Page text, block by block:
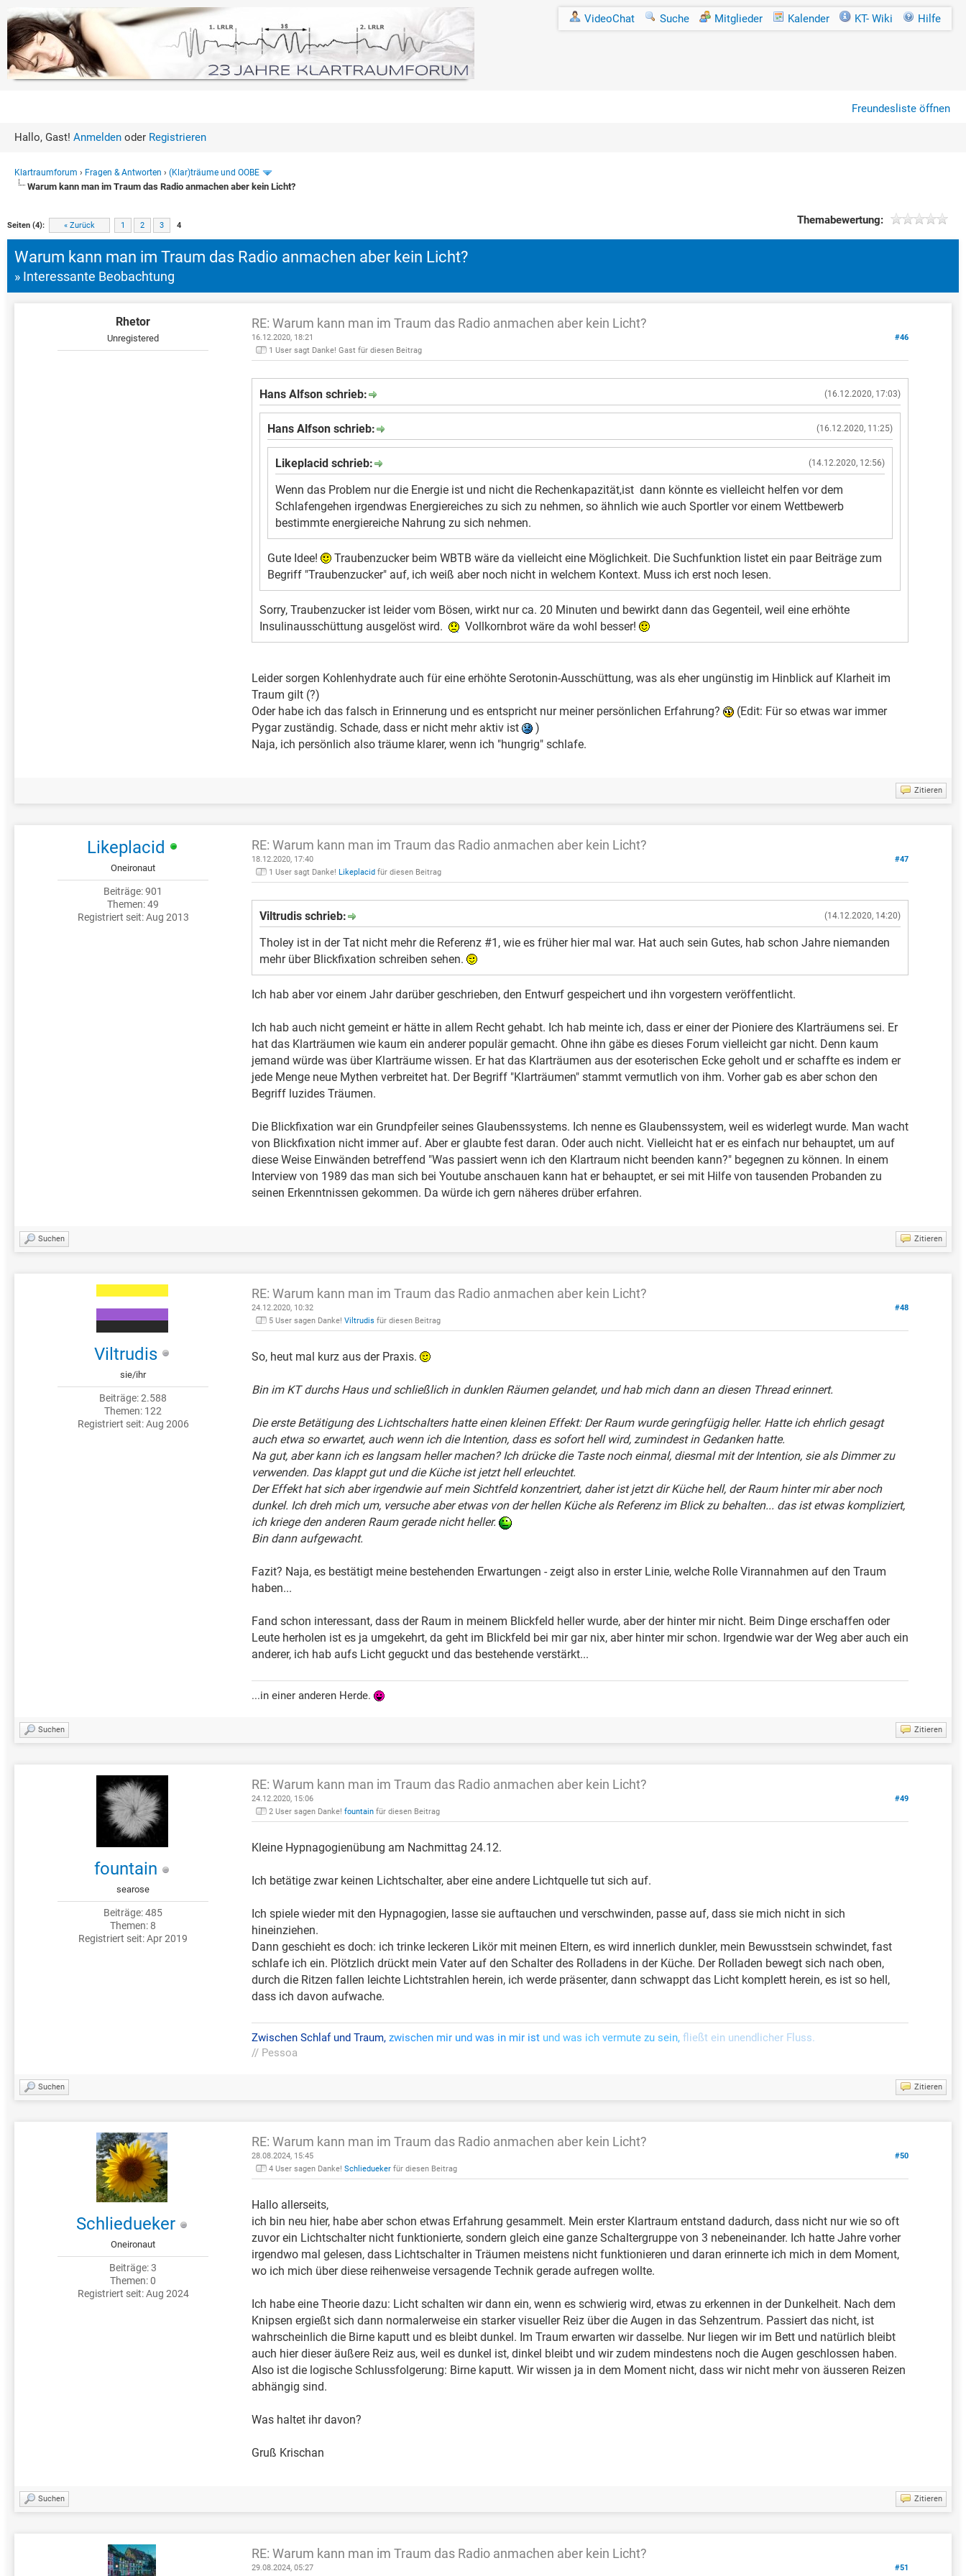
VideoChat Suche Mitglieder Kalender KT- Wiki Hilfe
Freundesliste öffnen
Hallo, Gast! Anmelden oder Registrieren
Klartraumforum › Fragen & Antworten › (Klar)träume und OOBE
Warum kann man im Traum das Radio anmachen aber kein Licht?
Seiten (4): « Zurück 1 2 3 4 Themabewertung:
Warum kann man im Traum das Radio anmachen aber kein Licht?
» Interessante Beobachtung
Rhetor
Unregistered
RE: Warum kann man im Traum das Radio anmachen aber kein Licht?
#46
16.12.2020, 18:21
1 User sagt Danke! Gast für diesen Beitrag
(16.12.2020, 17:03)
Hans Alfson schrieb:
(16.12.2020, 11:25)
Hans Alfson schrieb:
(14.12.2020, 12:56)
Likeplacid schrieb:
Wenn das Problem nur die Energie ist und nicht die Rechenkapazität,ist dann könnte es vielleicht helfen vor dem
Schlafengehen irgendwas Energiereiches zu sich zu nehmen, so ähnlich wie auch Sportler vor einem Wettbewerb
bestimmte energiereiche Nahrung zu sich nehmen.
Gute Idee!
Traubenzucker beim WBTB wäre da vielleicht eine Möglichkeit. Die Suchfunktion listet ein paar Beiträge zum
Begriff "Traubenzucker" auf, ich weiß aber noch nicht in welchem Kontext. Muss ich erst noch lesen.
Sorry, Traubenzucker ist leider vom Bösen, wirkt nur ca. 20 Minuten und bewirkt dann das Gegenteil, weil eine erhöhte
Insulinausschüttung ausgelöst wird.
Vollkornbrot wäre da wohl besser!
Leider sorgen Kohlenhydrate auch für eine erhöhte Serotonin-Ausschüttung, was als eher ungünstig im Hinblick auf Klarheit im
Traum gilt (?)
Oder habe ich das falsch in Erinnerung und es entspricht nur meiner persönlichen Erfahrung?
(Edit: Für so etwas war immer
Pygar zuständig. Schade, dass er nicht mehr aktiv ist
)
Naja, ich persönlich also träume klarer, wenn ich "hungrig" schlafe.
Zitieren
Likeplacid
Oneironaut
Beiträge: 901
Themen: 49
Registriert seit: Aug 2013
RE: Warum kann man im Traum das Radio anmachen aber kein Licht?
#47
18.12.2020, 17:40
1 User sagt Danke! Likeplacid für diesen Beitrag
(14.12.2020, 14:20)
Viltrudis schrieb:
Tholey ist in der Tat nicht mehr die Referenz #1, wie es früher hier mal war. Hat auch sein Gutes, hab schon Jahre niemanden
mehr über Blickfixation schreiben sehen.
Ich hab aber vor einem Jahr darüber geschrieben, den Entwurf gespeichert und ihn vorgestern veröffentlicht.
Ich hab auch nicht gemeint er hätte in allem Recht gehabt. Ich hab meinte ich, dass er einer der Pioniere des Klarträumens sei. Er
hat das Klarträumen wie kaum ein anderer populär gemacht. Ohne ihn gäbe es dieses Forum vielleicht gar nicht. Denn kaum
jemand würde was über Klarträume wissen. Er hat das Klarträumen aus der esoterischen Ecke geholt und er schaffte es indem er
jede Menge neue Mythen verbreitet hat. Der Begriff "Klarträumen" stammt vermutlich von ihm. Vorher gab es aber schon den
Begriff luzides Träumen.
Die Blickfixation war ein Grundpfeiler seines Glaubenssystems. Ich nenne es Glaubenssystem, weil es widerlegt wurde. Man wacht
von Blickfixation nicht immer auf. Aber er glaubte fest daran. Oder auch nicht. Vielleicht hat er es einfach nur behauptet, um auf
diese Weise Einwänden betreffend "Was passiert wenn ich den Klartraum nicht beenden kann?" begegnen zu können. In einem
Interview von 1989 das man sich bei Youtube anschauen kann hat er behauptet, er sei mit Hilfe von tausenden Probanden zu
seinen Erkenntnissen gekommen. Da würde ich gern näheres drüber erfahren.
Suchen Zitieren
Viltrudis
sie/ihr
Beiträge: 2.588
Themen: 122
Registriert seit: Aug 2006
RE: Warum kann man im Traum das Radio anmachen aber kein Licht?
#48
24.12.2020, 10:32
5 User sagen Danke! Viltrudis für diesen Beitrag
So, heut mal kurz aus der Praxis.
Bin im KT durchs Haus und schließlich in dunklen Räumen gelandet, und hab mich dann an diesen Thread erinnert.
Die erste Betätigung des Lichtschalters hatte einen kleinen Effekt: Der Raum wurde geringfügig heller. Hatte ich ehrlich gesagt
auch etwa so erwartet, auch wenn ich die Intention, dass es sofort hell wird, zumindest in Gedanken hatte.
Na gut, aber kann ich es langsam heller machen? Ich drücke die Taste noch einmal, diesmal mit der Intention, sie als Dimmer zu
verwenden. Das klappt gut und die Küche ist jetzt hell erleuchtet.
Der Effekt hat sich aber irgendwie auf mein Sichtfeld konzentriert, daher ist jetzt dir Küche hell, der Raum hinter mir aber noch
dunkel. Ich dreh mich um, versuche aber etwas von der hellen Küche als Referenz im Blick zu behalten... das ist etwas kompliziert,
ich kriege den anderen Raum gerade nicht heller.
Bin dann aufgewacht.
Fazit? Naja, es bestätigt meine bestehenden Erwartungen - zeigt also in erster Linie, welche Rolle Virannahmen auf den Traum
haben...
Fand schon interessant, dass der Raum in meinem Blickfeld heller wurde, aber der hinter mir nicht. Beim Dinge erschaffen oder
Leute herholen ist es ja umgekehrt, da geht im Blickfeld bei mir gar nix, aber hinter mir schon. Irgendwie war der Weg aber auch ein
anderer, ich hab aufs Licht geguckt und das bestehende verstärkt...
...in einer anderen Herde.
Suchen Zitieren
fountain
searose
Beiträge: 485
Themen: 8
Registriert seit: Apr 2019
RE: Warum kann man im Traum das Radio anmachen aber kein Licht?
#49
24.12.2020, 15:06
2 User sagen Danke! fountain für diesen Beitrag
Kleine Hypnagogienübung am Nachmittag 24.12.
Ich betätige zwar keinen Lichtschalter, aber eine andere Lichtquelle tut sich auf.
Ich spiele wieder mit den Hypnagogien, lasse sie auftauchen und verschwinden, passe auf, dass sie mich nicht in sich
hineinziehen.
Dann geschieht es doch: ich trinke leckeren Likör mit meinen Eltern, es wird innerlich dunkler, mein Bewusstsein schwindet, fast
schlafe ich ein. Plötzlich drückt mein Vater auf den Schalter des Rolladens in der Küche. Der Rolladen bewegt sich nach oben,
durch die Ritzen fallen leichte Lichtstrahlen herein, ich werde präsenter, dann schwappt das Licht komplett herein, es ist so hell,
dass ich davon aufwache.
Zwischen Schlaf und Traum, zwischen mir und was in mir ist und was ich vermute zu sein, fließt ein unendlicher Fluss.
// Pessoa
Suchen Zitieren
Schliedueker
Oneironaut
Beiträge: 3
Themen: 0
Registriert seit: Aug 2024
RE: Warum kann man im Traum das Radio anmachen aber kein Licht?
#50
28.08.2024, 15:45
4 User sagen Danke! Schliedueker für diesen Beitrag
Hallo allerseits,
ich bin neu hier, habe aber schon etwas Erfahrung gesammelt. Mein erster Klartraum entstand dadurch, dass nicht nur wie so oft
zuvor ein Lichtschalter nicht funktionierte, sondern gleich eine ganze Schaltergruppe von 3 nebeneinander. Ich hatte Jahre vorher
irgendwo mal gelesen, dass Lichtschalter in Träumen meistens nicht funktionieren und daran erinnerte ich mich in dem Moment,
wo ich mich über diese reihenweise versagende Technik gerade aufregen wollte.
Ich habe eine Theorie dazu: Licht schalten wir dann ein, wenn es schwierig wird, etwas zu erkennen in der Dunkelheit. Nach dem
Knipsen ergießt sich dann normalerweise ein starker visueller Reiz über die Augen in das Sehzentrum. Passiert das nicht, ist
wahrscheinlich die Birne kaputt und es bleibt dunkel. Im Traum erwarten wir dasselbe. Nur liegen wir im Bett und natürlich bleibt
auch hier dieser äußere Reiz aus, weil es dunkel ist, dinkel bleibt und wir zudem mindestens noch die Augen geschlossen haben.
Also ist die logische Schlussfolgerung: Birne kaputt. Wir wissen ja in dem Moment nicht, dass wir nicht mehr von äusseren Reizen
abhängig sind.
Was haltet ihr davon?
Gruß Krischan
Suchen Zitieren
RE: Warum kann man im Traum das Radio anmachen aber kein Licht?
#51
29.08.2024, 05:27